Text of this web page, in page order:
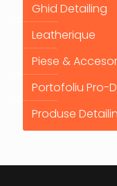
Ghid Detailing
Leatherique
Piese &
Portofoliu Pro-
Produse